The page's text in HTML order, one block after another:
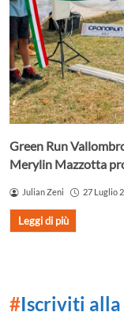
Green Run
Merylin Mazzotta
Julian Zeni 27 Luglio
Leggi di più
#Iscriviti